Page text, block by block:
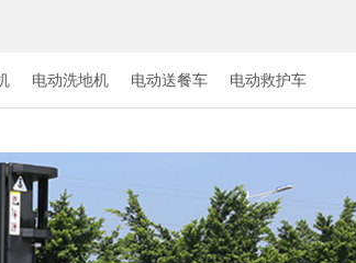
电动洗地机 电动送餐车 电动救护车